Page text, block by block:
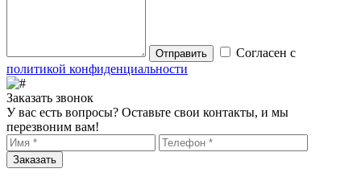
Отправить
Согласен с
политикой конфиденциальности
Заказать звонок
У вас есть вопросы? Оставьте свои контакты, и мы
перезвоним вам!
Заказать